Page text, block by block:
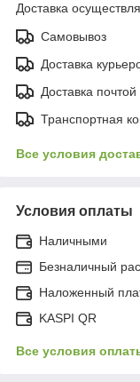
Доставка
Самовывоз
Доставка
Доставка
Транспортная
Все условия
Условия оплаты
Наличными
Безналичный
Наложенный
KASPI QR
Все условия